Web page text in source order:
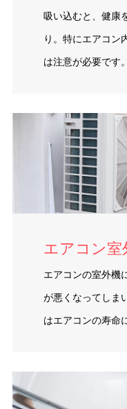
吸い込むと、健康
り。特にエアコン
は注意が必要です
エアコン室
エアコンの室外機
が悪くなってしま
はエアコンの寿命